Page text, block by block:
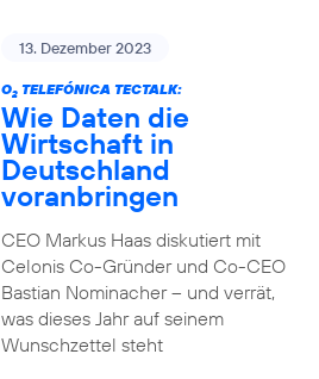
13. Dezember 2023
O2TELEFÓNICA TECTALK:
Wie Daten die
Wirtschaft in
Deutschland
voranbringen
CEO Markus Haas diskutiert mit
Celonis Co-Gründer und Co-CEO
Bastian Nominacher – und verrät,
was dieses Jahr auf seinem
Wunschzettel steht